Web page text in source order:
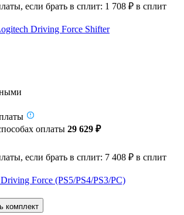
если брать в сплит: 1 708 ₽ в сплит
Driving Force Shifter
оплаты 29 629 ₽
если брать в сплит: 7 408 ₽ в сплит
Force (PS5/PS4/PS3/PC)
комплект